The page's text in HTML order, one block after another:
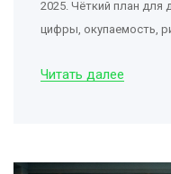
2025. Чёткий план для
цифры, окупаемость,
Читать далее